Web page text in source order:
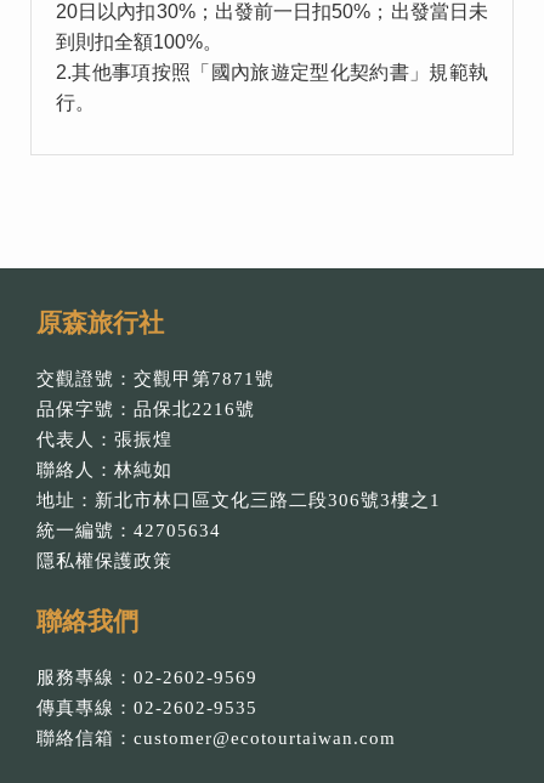
20日以內扣30%；出發前一日扣50%；出發當日未
到則扣全額100%。
2.其他事項按照「國內旅遊定型化契約書」規範執
行。
原森旅行社
交觀證號：交觀甲第7871號
品保字號：品保北2216號
代表人：張振煌
聯絡人：林純如
地址：新北市林口區文化三路二段306號3樓之1
統一編號：42705634
隱私權保護政策
聯絡我們
服務專線：02-2602-9569
傳真專線：02-2602-9535
聯絡信箱： customer@ecotourtaiwan.com